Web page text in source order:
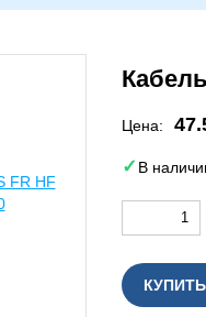
Цена:
В
КУПИТЬ